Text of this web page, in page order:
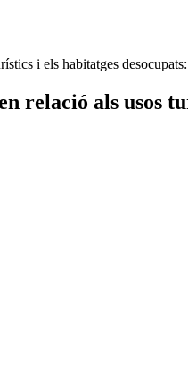
i els habitatges
relació als usos